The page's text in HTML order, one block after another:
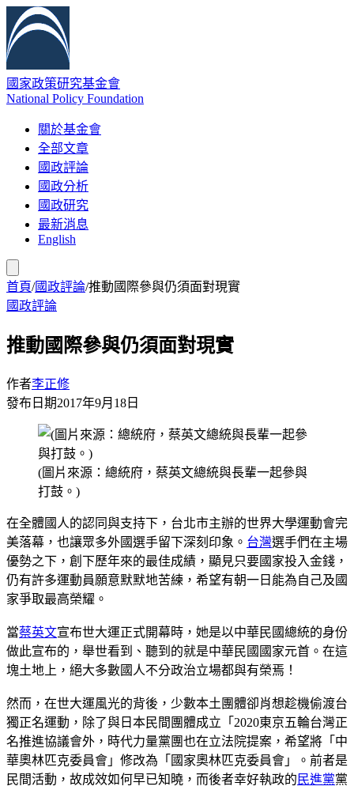
國家政策研究基金會
National Policy Foundation
關於基金會
全部文章
國政評論
國政分析
國政研究
最新消息
English
首頁/國政評論/推動國際參與仍須面對現實
國政評論
推動國際參與仍須面對現實
作者李正修
發布日期2017年9月18日
(圖片來源：總統府，蔡英文總統與長輩一起參與
打鼓。)
在全體國人的認同與支持下，台北市主辦的世界大學運動會完
美落幕，也讓眾多外國選手留下深刻印象。 台灣選手們在主場
優勢之下，創下歷年來的最佳成績，顯見只要國家投入金錢，
仍有許多運動員願意默默地苦練，希望有朝一日能為自己及國
家爭取最高榮耀。
當蔡英文宣布世大運正式開幕時，她是以中華民國總統的身份
做此宣布的，舉世看到、聽到的就是中華民國國家元首。在這
塊土地上，絕大多數國人不分政治立場都與有榮焉！
然而，在世大運風光的背後，少數本土團體卻肖想趁機偷渡台
獨正名運動，除了與日本民間團體成立「2020東京五輪台灣正
名推進協議會外，時代力量黨團也在立法院提案，希望將「中
華奧林匹克委員會」修改為「國家奧林匹克委員會」。前者是
民間活動，故成效如何早已知曉，而後者幸好執政的 民進黨黨